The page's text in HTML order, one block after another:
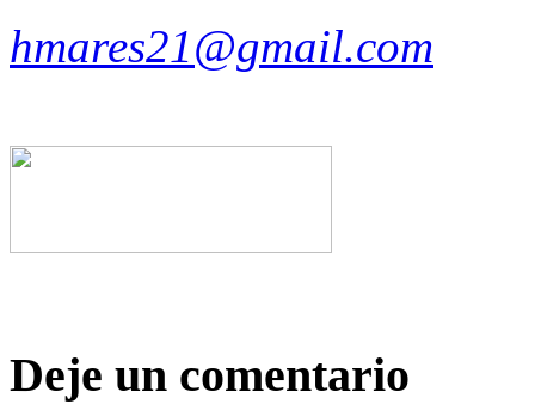
hmares21@gmail.com
Deje un comentario